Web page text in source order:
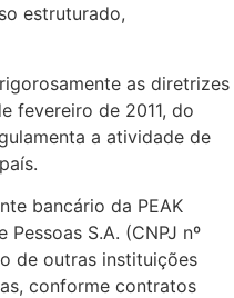
estruturado,
as diretrizes
fevereiro de 2011, do
a atividade de
bancário da PEAK
S.A. (CNPJ nº
de outras instituições
conforme contratos